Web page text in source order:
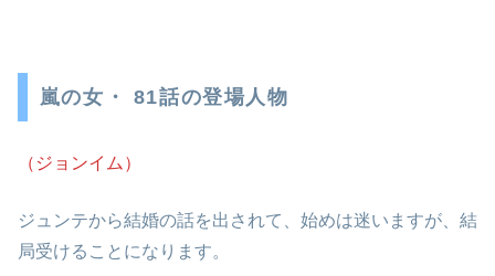
嵐の女・ 81話の登場人物
（ジョンイム）
ジュンテから結婚の話を出されて、始めは迷いますが、結
局受けることになります。